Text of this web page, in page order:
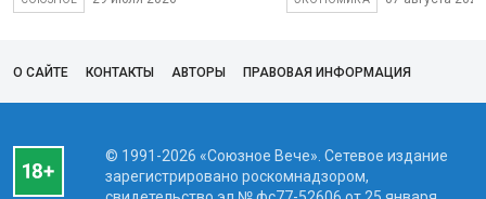
О САЙТЕ КОНТАКТЫ АВТОРЫ ПРАВОВАЯ ИНФОРМАЦИЯ
© 1991-2026 «Союзное Вече». Сетевое издание
зарегистрировано роскомнадзором,